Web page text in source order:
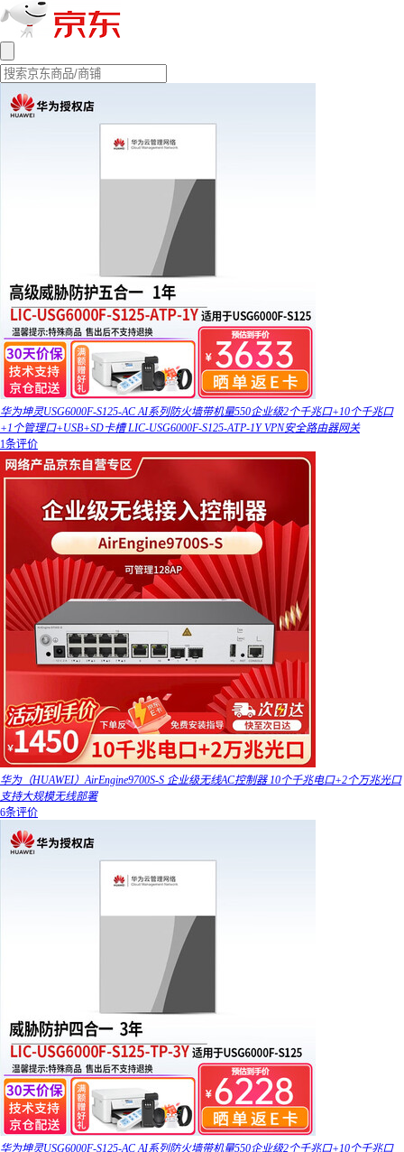
华为坤灵USG6000F-S125-AC AI系列防火墙带机量550企业级2个千兆口+10个千兆口
+1个管理口+USB+SD卡槽 LIC-USG6000F-S125-ATP-1Y VPN安全路由器网关
1条评价
华为（HUAWEI）AirEngine9700S-S 企业级无线AC控制器 10个千兆电口+2个万兆光口
支持大规模无线部署
6条评价
华为坤灵USG6000F-S125-AC AI系列防火墙带机量550企业级2个千兆口+10个千兆口